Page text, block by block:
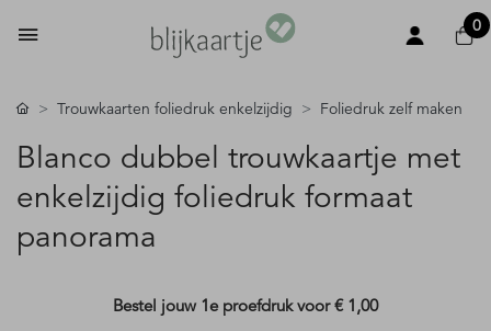
0
Trouwkaarten foliedruk enkelzijdig Foliedruk zelf maken
Blanco dubbel trouwkaartje met
enkelzijdig foliedruk formaat
panorama
Bestel jouw 1e proefdruk voor€ 1,00